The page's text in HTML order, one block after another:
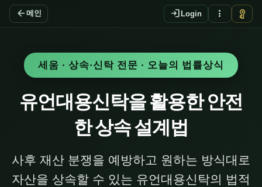
arrow_back 메인 login Login more_vert vpn_key
세움 · 상속·신탁 전문 · 오늘의 법률상식
유언대용신탁을 활용한 안전
한 상속 설계법
사후 재산 분쟁을 예방하고 원하는 방식대로
자산을 상속할 수 있는 유언대용신탁의 법적